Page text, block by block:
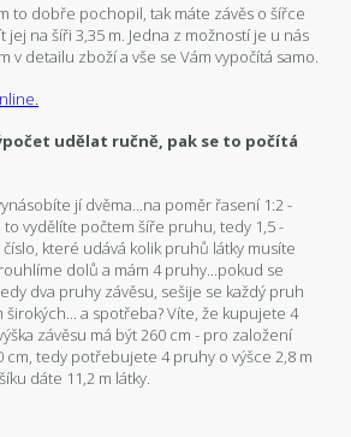
to dobře pochopil, tak máte závěs o šířce
jej na šíři 3,35 m. Jedna z možností je u nás
v detailu zboží a vše se Vám vypočítá samo.
udělat ručně, pak se to počítá
jí dvěma...na poměr řasení 1:2 -
vydělíte počtem šíře pruhu, tedy 1,5 -
které udává kolik pruhů látky musíte
dolů a mám 4 pruhy...pokud se
dva pruhy závěsu, sešije se každý pruh
a spotřeba? Víte, že kupujete 4
závěsu má být 260 cm - pro založení
tedy potřebujete 4 pruhy o výšce 2,8 m
dáte 11,2 m látky.